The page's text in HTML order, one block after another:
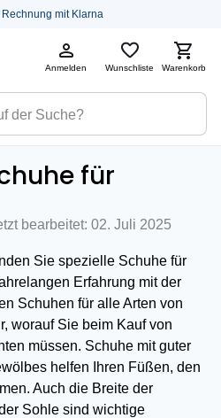
Rechnung mit Klarna
Anmelden Wunschliste Warenkorb
für
bearbeitet: 02. Juli 2025
Sie spezielle Schuhe für
Erfahrung mit der
Schuhen für alle Arten von
worauf Sie beim Kauf von
müssen. Schuhe mit guter
helfen Ihren Füßen, den
Auch die Breite der
Sohle sind wichtige